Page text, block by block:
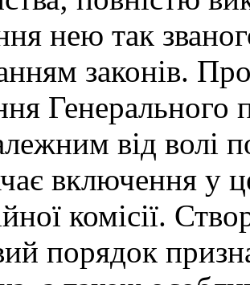
нею так
законів.
від волі
включення у
комісії.
порядок